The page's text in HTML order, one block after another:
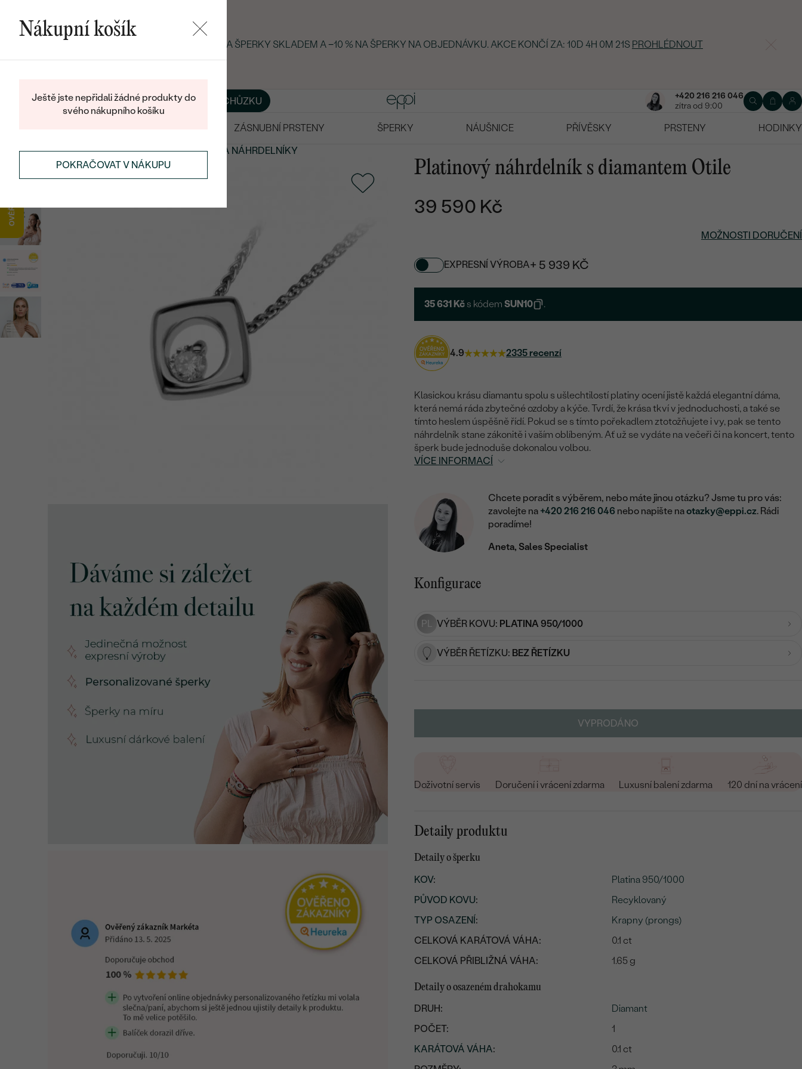
LETNÍ BLACK FRIDAY: −25 % NA ŠPERKY SKLADEM A −10 % NA ŠPERKY NA OBJEDNÁVKU. AKCE KONČÍ ZA: 10D 4H 0M 20S PROHLÉDNOUT
BLOGŠPERKY NA MÍRU DOMLUVIT SI SCHŮZKU
+420 216 216 046
zítra od 9:00
ZÁSNUBNÍ PRSTENY ŠPERKY NÁUŠNICE PŘÍVĚSKY PRSTENY
HODINKY
PŘÍVĚSKY A NÁHRDELNÍKYPLATINOVÉ PŘÍVĚSKY A NÁHRDELNÍKY
Platinový náhrdelník s diamantem Otile
39 590 Kč
MOŽNOSTI DORUČENÍ
EXPRESNÍ VÝROBA+ 5 939 KČ
35 631 Kč s kódemSUN10 .
4.9 2335 recenzí
Klasickou krásu diamantu spolu s ušlechtilostí platiny ocení jistě každá elegantní dáma,
která nemá ráda zbytečné ozdoby a kýče. Tvrdí, že krása tkví v jednoduchosti, a také se
tímto heslem úspěšně řídí. Pokud se s tímto pořekadlem ztotožňujete i vy, pak se tento
náhrdelník stane zákonitě i vaším oblíbeným. Ať už se vydáte na večeři či na koncert, tento
šperk bude jednoduše dokonalou volbou.
VÍCE INFORMACÍ
Chcete poradit s výběrem, nebo máte jinou otázku? Jsme tu pro vás:
zavolejte na +420 216 216 046 nebo napište naotazky@eppi.cz. Rádi
poradíme!
Aneta, Sales Specialist
Konfigurace
PL VÝBĚR KOVU: PLATINA 950/1000
VÝBĚR ŘETÍZKU: BEZ ŘETÍZKU
VYPRODÁNO
Doživotní servis Doručení i vrácení zdarma Luxusní balení zdarma 120 dní na vrácení
Detaily produktu
Detaily o šperku
KOV:
Platina 950/1000
PŮVOD KOVU:
Recyklovaný
TYP OSAZENÍ:
Krapny (prongs)
CELKOVÁ KARÁTOVÁ VÁHA:
0.1 ct
CELKOVÁ PŘIBLIŽNÁ VÁHA:
1.65 g
Detaily o osazeném drahokamu
DRUH:
Diamant
POČET:
1
KARÁTOVÁ VÁHA:
0.1 ct
Nákupní košík
Ještě jste nepřidali žádné produkty do
svého nákupního košíku
POKRAČOVAT V NÁKUPU